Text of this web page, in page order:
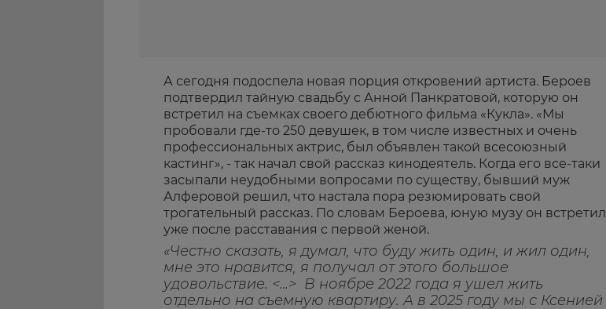
А сегодня подоспела новая порция откровений артиста. Бероев
подтвердил тайную свадьбу с Анной Панкратовой, которую он
встретил на съемках своего дебютного фильма «Кукла». «Мы
пробовали где-то 250 девушек, в том числе известных и очень
профессиональных актрис, был объявлен такой всесоюзный
кастинг», - так начал свой рассказ кинодеятель. Когда его все-таки
засыпали неудобными вопросами по существу, бывший муж
Алферовой решил, что настала пора резюмировать свой
трогательный рассказ. По словам Бероева, юную музу он встретил
уже после расставания с первой женой.
«Честно сказать, я думал, что буду жить один, и жил один,
мне это нравится, я получал от этого большое
удовольствие. <…> В ноябре 2022 года я ушел жить
отдельно на съемную квартиру. А в 2025 году мы с Ксенией